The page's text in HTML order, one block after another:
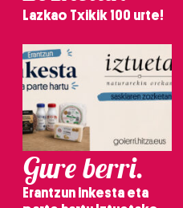
Lazkao Txikik 100 urte!
Gure berri.
Erantzun inkesta eta